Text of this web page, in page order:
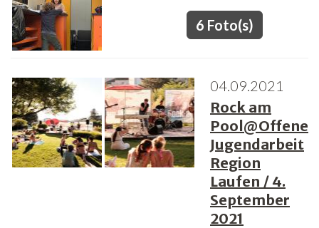
Netzwerk
Spenden
Jobs
Freiwilligenarbeit
News
Newsletter
6 Foto(s)
04.09.2021
Rock am
Pool@Offene
Jugendarbeit
Region
Laufen / 4.
September
2021